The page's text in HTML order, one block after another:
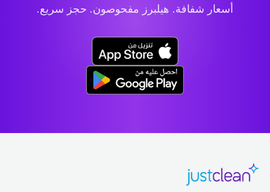
أسعار شفافة. هيلبرز مفحوصون. حجز سريع.